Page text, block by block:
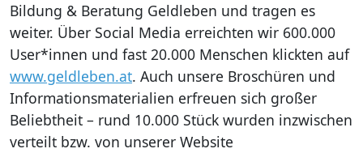
Bildung & Beratung Geldleben und tragen es
weiter. Über Social Media erreichten wir 600.000
User*innen und fast 20.000 Menschen klickten auf
www.geldleben.at. Auch unsere Broschüren und
Informationsmaterialien erfreuen sich großer
Beliebtheit – rund 10.000 Stück wurden inzwischen
verteilt bzw. von unserer Website